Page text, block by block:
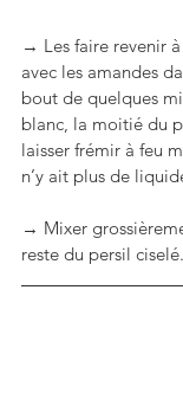
→ Les faire revenir
avec les amandes
bout de quelques
blanc, la moitié du
laisser frémir à feu
n’y ait plus de
→ Mixer
reste du persil